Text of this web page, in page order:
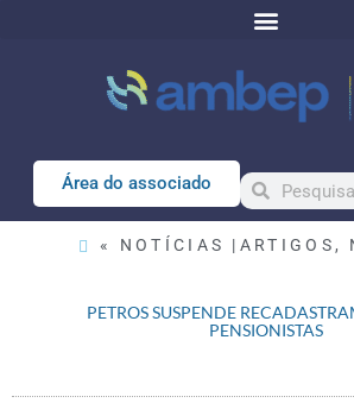
Área do associado
« NOTÍCIAS | ARTIGOS ,
PETROS SUSPENDE
PENSIONISTAS